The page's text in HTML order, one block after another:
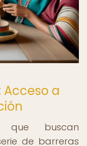
a
que buscan
de barreras